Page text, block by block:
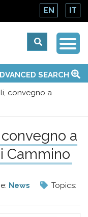
EN IT
SEARCH
convegno a
a
Cammino
News
Topics: